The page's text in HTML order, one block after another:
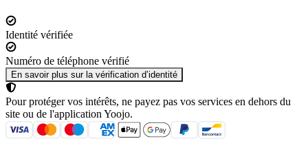
Identité vérifiée
Numéro de téléphone vérifié
En savoir plus sur la vérification d’identité
Pour protéger vos intérêts, ne payez pas vos services en dehors du
site ou de l'application Yoojo.